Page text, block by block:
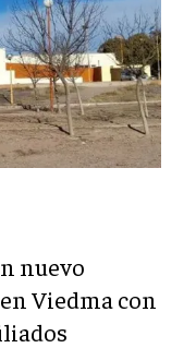
nuevo
Viedma con